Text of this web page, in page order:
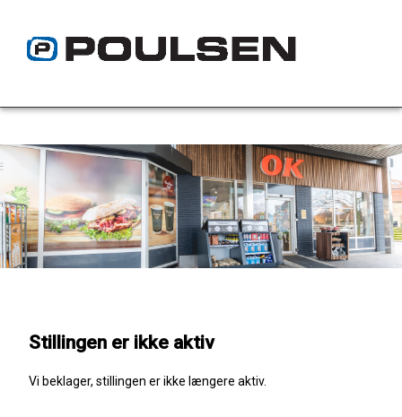
Stillingen er ikke aktiv
Vi beklager, stillingen er ikke længere aktiv.